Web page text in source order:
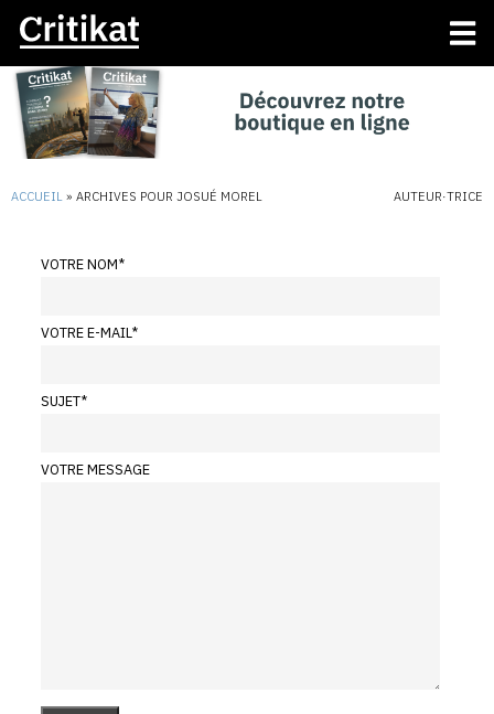
ACCUEIL » ARCHIVES POUR JOSUÉ MOREL AUTEUR·TRICE
VOTRE NOM*
VOTRE E-MAIL*
SUJET*
VOTRE MESSAGE